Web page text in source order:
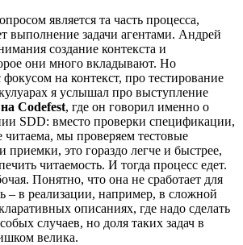
является та часть процесса,
выполнение задачи агентами. Андрей
создание контекста и
они много вкладывают. Но
на контекст, про тестирование
я услышал про выступление
Codefest, где он говорил именно о
SDD: вместо проверки спецификации,
читаема, мы проверяем тестовые
приемки, это гораздо легче и быстрее,
читаемость. И тогда процесс едет.
Понятно, что она не сработает для
– в реализации, например, в сложной
описаниях, где надо сделать
случаев, но доля таких задач в
велика.